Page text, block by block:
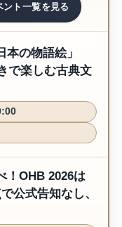
ト一覧を見る
の物語絵」
で楽しむ古典文
！OHB 2026は
公式告知なし、